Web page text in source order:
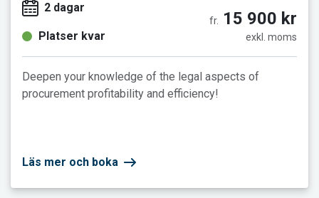
2 dagar
Platser kvar
fr. 15 900 kr
exkl. moms
Deepen your knowledge of the legal aspects of
procurement profitability and efficiency!
Läs mer och boka